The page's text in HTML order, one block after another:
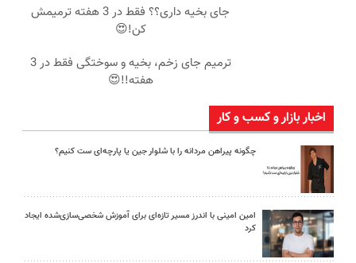
جای بخیه داری؟؟ فقط در 3 هفته ترمیمش
کن!😍
ترمیم جای زخم، بخیه و سوختگی فقط در 3
هفته!!😍
اخبار بازار و کسب و کار
چگونه پیراهن مردانه را با شلوار جین یا پارچه‌ای ست کنیم؟
امین امینی با اندرز مسیر تازه‌ای برای آموزش شخصی‌سازی‌شده ایجاد
کرد